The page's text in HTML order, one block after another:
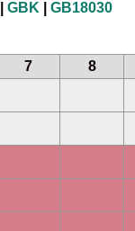
GBK GB18030
7 8